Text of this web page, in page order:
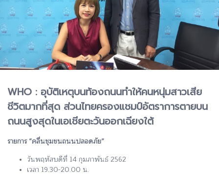
WHO : อุบัติเหตุบนท้องถนนทำให้คนหนุ่มสาวเสีย
ชีวิตมากที่สุด ส่วนไทยครองแชมป์อัตราการตายบน
ถนนสูงสุดในเอเชียตะวันออกเฉียงใต้
รายการ “คลื่นชุมชนถนนปลอดภัย”
วันพฤหัสบดีที่ 14 กุมภาพันธ์ 2562
เวลา 19.30-20.00 น.